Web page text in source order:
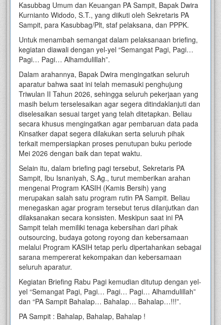
Kasubbag Umum dan Keuangan PA Sampit, Bapak Dwira
Kurnianto Widodo, S.T., yang diikuti oleh Sekretaris PA
Sampit, para Kasubbag/Plt, staf pelaksana, dan PPPK.
Untuk menambah semangat dalam pelaksanaan briefing,
kegiatan diawali dengan yel-yel “Semangat Pagi, Pagi…
Pagi… Pagi… Alhamdulillah”.
Dalam arahannya, Bapak Dwira mengingatkan seluruh
aparatur bahwa saat ini telah memasuki penghujung
Triwulan II Tahun 2026, sehingga seluruh pekerjaan yang
masih belum terselesaikan agar segera ditindaklanjuti dan
diselesaikan sesuai target yang telah ditetapkan. Beliau
secara khusus mengingatkan agar pembaruan data pada
Kinsatker dapat segera dilakukan serta seluruh pihak
terkait mempersiapkan proses penutupan buku periode
Mei 2026 dengan baik dan tepat waktu.
Selain itu, dalam briefing pagi tersebut, Sekretaris PA
Sampit, Ibu Isnaniyah, S.Ag., turut memberikan arahan
mengenai Program KASIH (Kamis Bersih) yang
merupakan salah satu program rutin PA Sampit. Beliau
menegaskan agar program tersebut terus dilanjutkan dan
dilaksanakan secara konsisten. Meskipun saat ini PA
Sampit telah memiliki tenaga kebersihan dari pihak
outsourcing, budaya gotong royong dan kebersamaan
melalui Program KASIH tetap perlu dipertahankan sebagai
sarana mempererat kekompakan dan kebersamaan
seluruh aparatur.
Kegiatan Briefing Rabu Pagi kemudian ditutup dengan yel-
yel “Semangat Pagi, Pagi… Pagi… Pagi… Alhamdulillah”
dan “PA Sampit Bahalap… Bahalap… Bahalap…!!!”.
PA Sampit : Bahalap, Bahalap, Bahalap !